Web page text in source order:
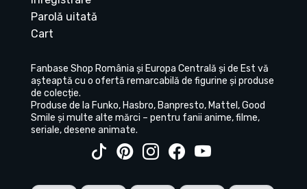
Parolă uitată
Cart
Fanbase Shop România și Europa Centrală și de Est vă
așteaptă cu o ofertă remarcabilă de figurine și produse
de colecție.
Produse de la Funko, Hasbro, Banpresto, Mattel, Good
Smile și multe alte mărci – pentru fanii anime, filme,
seriale, desene animate.